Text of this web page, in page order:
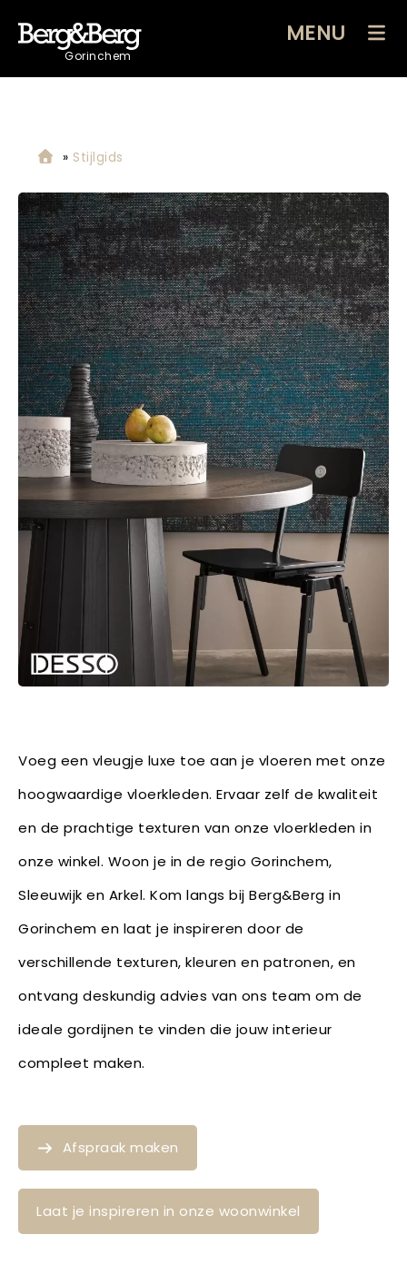
Gorinchem
MENU
» Stijlgids
Voeg een vleugje luxe toe aan je vloeren met onze
hoogwaardige vloerkleden. Ervaar zelf de kwaliteit
en de prachtige texturen van onze vloerkleden in
onze winkel. Woon je in de regio Gorinchem,
Sleeuwijk en Arkel. Kom langs bij Berg&Berg in
Gorinchem en laat je inspireren door de
verschillende texturen, kleuren en patronen, en
ontvang deskundig advies van ons team om de
ideale gordijnen te vinden die jouw interieur
compleet maken.
Afspraak maken
Laat je inspireren in onze woonwinkel